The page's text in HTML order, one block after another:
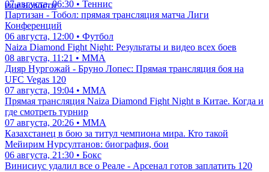
еще новости
07 августа, 06:30 • Теннис
Партизан - Тобол: прямая трансляция матча Лиги
Конференций
06 августа, 12:00 • Футбол
Naiza Diamond Fight Night: Результаты и видео всех боев
08 августа, 11:21 • ММА
Дияр Нургожай - Бруно Лопес: Прямая трансляция боя на
UFC Vegas 120
07 августа, 19:04 • ММА
Прямая трансляция Naiza Diamond Fight Night в Китае. Когда и
где смотреть турнир
07 августа, 20:26 • ММА
Казахстанец в бою за титул чемпиона мира. Кто такой
Мейирим Нурсултанов: биография, бои
06 августа, 21:30 • Бокс
Винисиус удалил все о Реале - Арсенал готов заплатить 120